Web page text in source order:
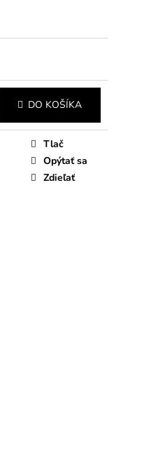
DO KOŠÍKA
Tlač
Opýtať sa
Zdieľať